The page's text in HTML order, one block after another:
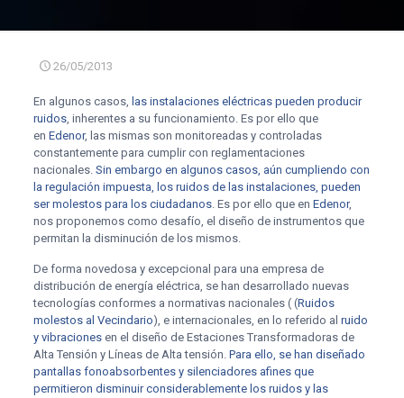
26/05/2013
En algunos casos, las instalaciones eléctricas pueden producir
ruidos, inherentes a su funcionamiento. Es por ello que
en Edenor, las mismas son monitoreadas y controladas
constantemente para cumplir con reglamentaciones
nacionales. Sin embargo en algunos casos, aún cumpliendo con
la regulación impuesta, los ruidos de las instalaciones, pueden
ser molestos para los ciudadanos. Es por ello que en Edenor,
nos proponemos como desafío, el diseño de instrumentos que
permitan la disminución de los mismos.
De forma novedosa y excepcional para una empresa de
distribución de energía eléctrica, se han desarrollado nuevas
tecnologías conformes a normativas nacionales ( (Ruidos
molestos al Vecindario), e internacionales, en lo referido al ruido
y vibracionesen el diseño de Estaciones Transformadoras de
Alta Tensión y Líneas de Alta tensión. Para ello, se han diseñado
pantallas fonoabsorbentes y silenciadores afines que
permitieron disminuir considerablemente los ruidos y las